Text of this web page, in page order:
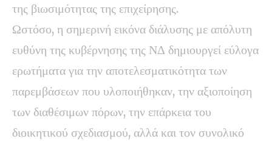
της βιωσιμότητας της επιχείρησης.
Ωστόσο, η σημερινή εικόνα διάλυσης με απόλυτη
ευθύνη της κυβέρνησης της ΝΔ δημιουργεί εύλογα
ερωτήματα για την αποτελεσματικότητα των
παρεμβάσεων που υλοποιήθηκαν, την αξιοποίηση
των διαθέσιμων πόρων, την επάρκεια του
διοικητικού σχεδιασμού, αλλά και τον συνολικό